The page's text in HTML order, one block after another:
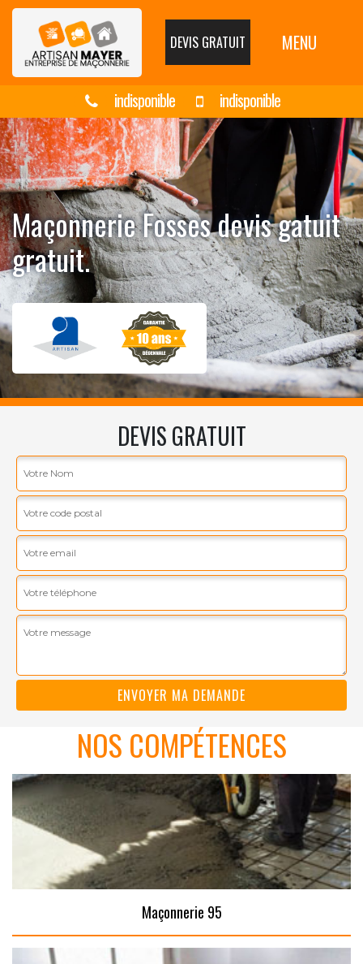
DEVIS GRATUIT MENU
indisponible indisponible
Maçonnerie Fosses devis gatuit
gratuit.
DEVIS GRATUIT
NOS COMPÉTENCES
Maçonnerie 95